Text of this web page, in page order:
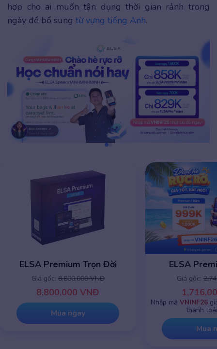
hợp cho ai muốn tận dụng thời gian rảnh trong
ngày để bổ sung từ vựng tiếng Anh.
Trọn Đời
8,800,000 VNĐ
VNĐ
Mua ngay
ELSA Premium 1 năm
2,745,000 VNĐ
1,716,000 VNĐ
Nhập mã VNINF26giảm chỉ còn
thanh toán online
Mua ngay